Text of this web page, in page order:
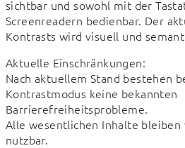
sichtbar und sowohl mit der
Screenreadern bedienbar. Der
Kontrasts wird visuell und
Aktuelle Einschränkungen:
Nach aktuellem Stand bestehen
Kontrastmodus keine bekannten
Barrierefreiheitsprobleme.
Alle wesentlichen Inhalte
nutzbar.